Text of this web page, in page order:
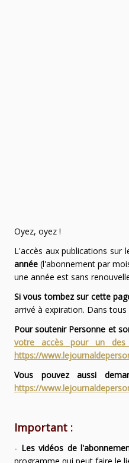
Oyez, oyez !
L'accès aux publications sur
année(l'abonnement par
une année est sans
Si vous tombez sur cette
arrivé à expiration. Dans
Pour soutenir Personne et
votre accès pour un
https://
Vous pouvez aussi
https://
Important :
- Les vidéos de